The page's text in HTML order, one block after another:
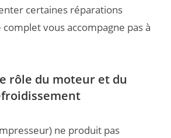
certaines réparations
vous accompagne pas à
rôle du moteur et du
ne produit pas